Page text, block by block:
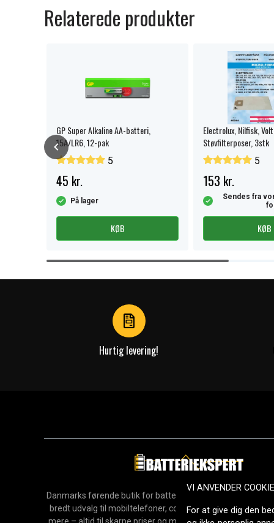
Relaterede produkter
GP Super Alkaline AA-batteri,
15A/LR6, 12-pak
5
45 kr.
På lager
KØB
Electrolux, Nilfisk,
Støvfilterposer, 3stk
5
153 kr.
Sendes fra
KØB
Item
Hurtig levering!
Danmarks førende butik for batterier, opladere og
bredt udvalg til mobiltelefoner, computere, værktøj,
VI ANVENDER
For at give dig den